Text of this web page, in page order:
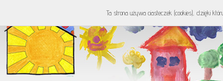
Ta strona używa ciasteczek (cookies), dzięki